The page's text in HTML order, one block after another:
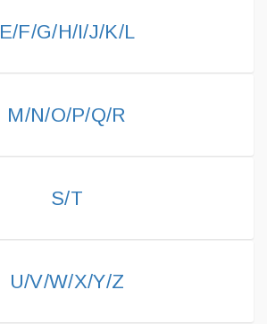
E/F/G/H/I/J/K/L
M/N/O/P/Q/R
S/T
U/V/W/X/Y/Z